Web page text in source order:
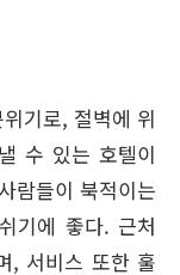
기로, 절벽에 위
수 있는 호텔이
람들이 북적이는
기에 좋다. 근처
, 서비스 또한 훌